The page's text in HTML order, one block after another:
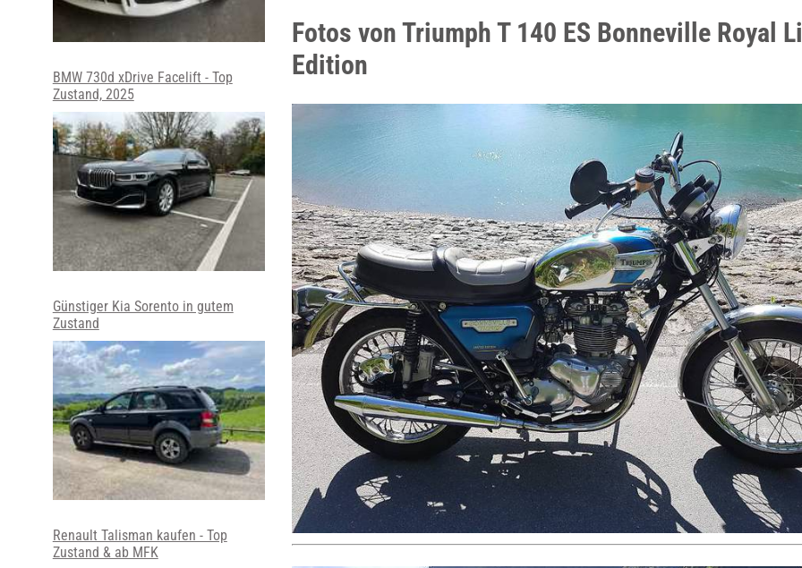
Fotos von Triumph T 140 ES Bonneville Royal
Edition
BMW 730d xDrive Facelift - Top
Zustand, 2025
Günstiger Kia Sorento in gutem
Zustand
Renault Talisman kaufen - Top
Zustand & ab MFK